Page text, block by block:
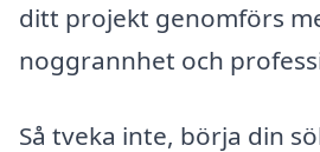
ditt projekt genomförs
noggrannhet och
Så tveka inte, börja din